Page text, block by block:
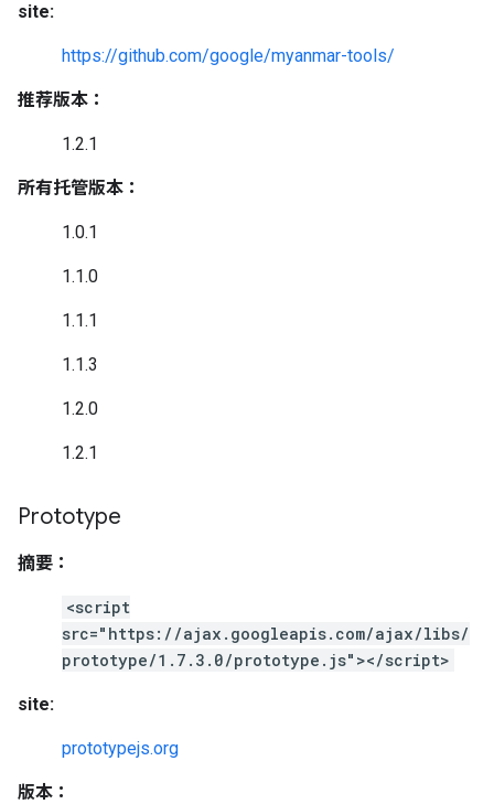
site:
https://github.com/google/myanmar-tools/
推荐版本：
1.2.1
所有托管版本：
1.0.1
1.1.0
1.1.1
1.1.3
1.2.0
1.2.1
Prototype
摘要：
<script
src="https://ajax.googleapis.com/ajax/libs/
prototype/1.7.3.0/prototype.js"></script>
site:
prototypejs.org
版本：